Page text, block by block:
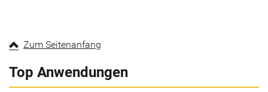
Zum Seitenanfang
Top Anwendungen